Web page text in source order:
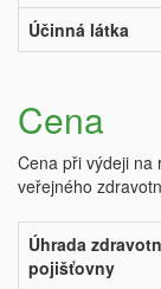
Účinná látka
Cena
Cena při výdeji na
veřejného
Úhrada
pojišťovny